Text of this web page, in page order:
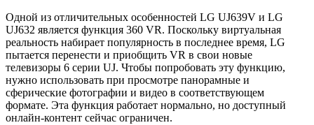
Одной из отличительных особенностей LG UJ639V и LG
UJ632 является функция 360 VR. Поскольку виртуальная
реальность набирает популярность в последнее время, LG
пытается перенести и приобщить VR в свои новые
телевизоры 6 серии UJ. Чтобы попробовать эту функцию,
нужно использовать при просмотре панорамные и
сферические фотографии и видео в соответствующем
формате. Эта функция работает нормально, но доступный
онлайн-контент сейчас ограничен.